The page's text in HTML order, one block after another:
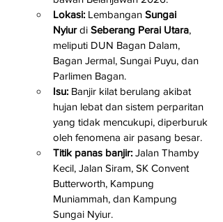
Lokasi: Lembangan Sungai
Nyiur di Seberang Perai Utara,
meliputi DUN Bagan Dalam,
Bagan Jermal, Sungai Puyu, dan
Parlimen Bagan.
Isu: Banjir kilat berulang akibat
hujan lebat dan sistem perparitan
yang tidak mencukupi, diperburuk
oleh fenomena air pasang besar.
Titik panas banjir: Jalan Thamby
Kecil, Jalan Siram, SK Convent
Butterworth, Kampung
Muniammah, dan Kampung
Sungai Nyiur.